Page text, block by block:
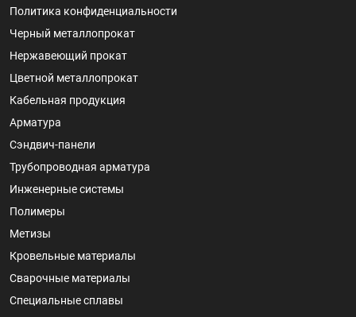
Политика конфиденциальности
Черный металлопрокат
Нержавеющий прокат
Цветной металлопрокат
Кабельная продукция
Арматура
Сэндвич-панели
Трубопроводная арматура
Инженерные системы
Полимеры
Метизы
Кровельные материалы
Сварочные материалы
Специальные сплавы